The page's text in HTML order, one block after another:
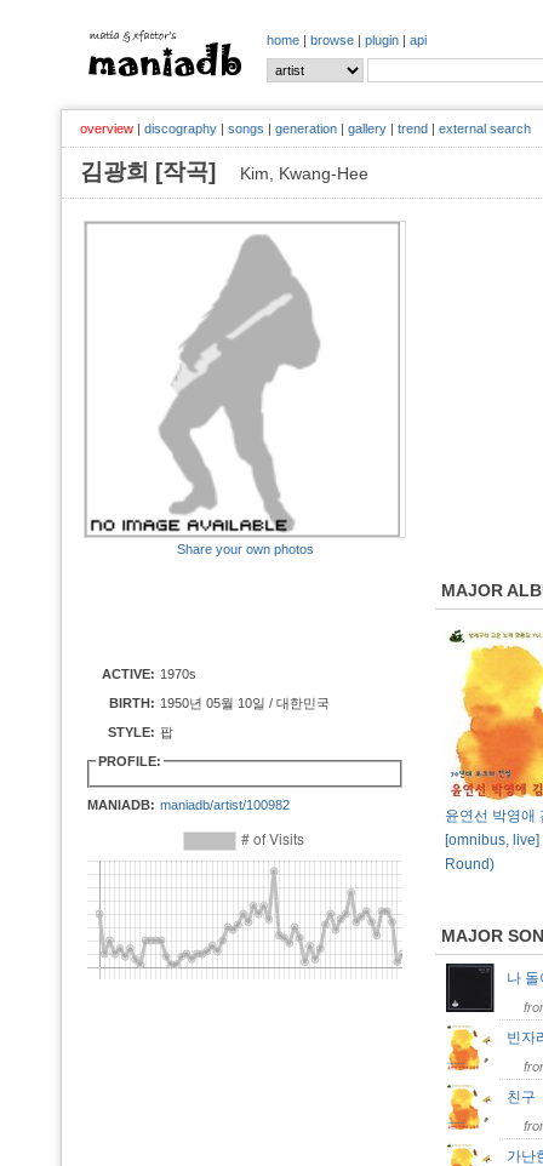
home | browse | plugin | api
overview | discography | songs | generation | gallery | trend | external search
김광희 [작곡] Kim, Kwang-Hee
Share your own photos
ACTIVE: 1970s
BIRTH: 1950년 05월 10일 / 대한민국
STYLE: 팝
PROFILE:
MANIADB: maniadb/artist/100982
MAJOR
윤연선 박영애
[omnibus,
Round)
MAJOR
나
빈
친
가